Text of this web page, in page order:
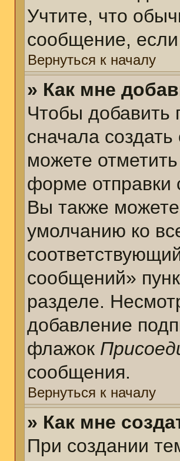
Учтите, что
сообщение, если
Вернуться к началу
» Как мне
Чтобы
сначала
можете
форме отправки
Вы также
умолчанию ко
сообщений»
разделе.
добавление
флажок
сообщения.
Вернуться к началу
» Как мне
При создании